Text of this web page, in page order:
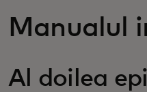
Pentru inovatori
Știri și tendințe
Manualul
Al doilea